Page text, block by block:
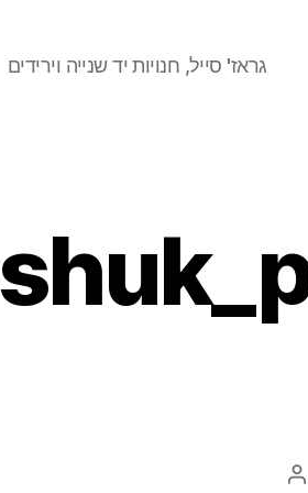
גראז' סייל, חנויות יד שנייה וירידים